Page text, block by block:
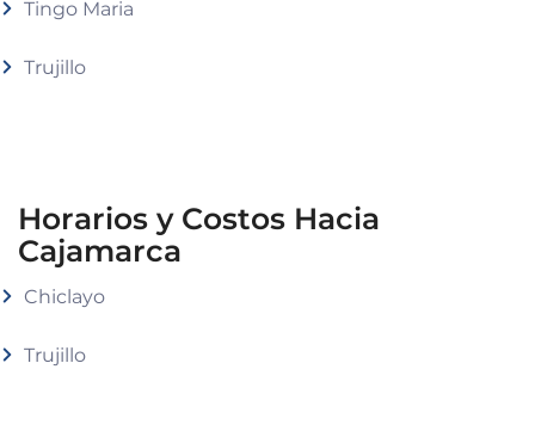
Tingo Maria
Trujillo
Horarios y Costos Hacia
Cajamarca
Chiclayo
Trujillo